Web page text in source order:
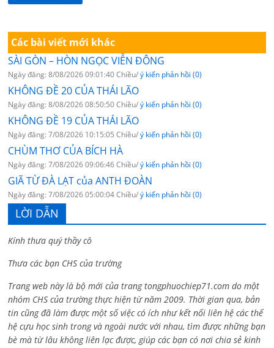
Các bài viết mới khác
SÀI GÒN – HÒN NGỌC VIỄN ĐÔNG
Ngày đăng: 8/08/2026 09:01:40 Chiều/ý kiến phản hồi (0)
KHÔNG ĐỀ 20 CỦA THÁI LÃO
Ngày đăng: 8/08/2026 08:50:50 Chiều/ý kiến phản hồi (0)
KHÔNG ĐỀ 19 CỦA THÁI LÃO
Ngày đăng: 7/08/2026 10:15:05 Chiều/ý kiến phản hồi (0)
CHÙM THƠ CỦA BÍCH HÀ
Ngày đăng: 7/08/2026 09:06:46 Chiều/ý kiến phản hồi (0)
GIÃ TỪ ĐÀ LẠT của ANTH ĐOÀN
Ngày đăng: 7/08/2026 05:00:04 Chiều/ý kiến phản hồi (0)
LỜI DẪN
Kính thưa quý thầy cô
Thưa các bạn CHS của trường
Trang web này là bộ mới của trang tongphuochiep71.com do một
nhóm CHS của trường thực hiện từ năm 2009. Thời gian qua, bản
tin cũng đã làm được một số việc có ích như kết nối liên hệ các thế
hệ cựu học sinh trong và ngoài nước với nhau, tìm được những bạn
bè mà từ lâu không liên lạc được, giúp các bạn có nơi chia sẻ kinh